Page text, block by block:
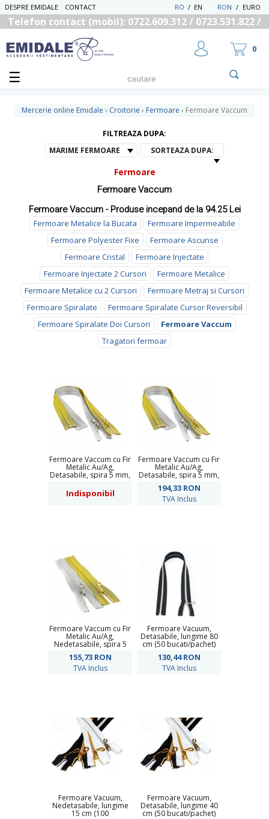
DESPRE EMIDALE CONTACT RON / EURO
EN
/
RO
Telefon contact (mobil): 0722.609.312 / 0723.531.822 /
UTILIZATOR NOU
RECUPEREAZA PAROLA
0
Mercerie online Emidale › Croitorie › Fermoare › Fermoare Vaccum
FILTREAZA DUPA:
MARIME FERMOARE
SORTEAZA DUPA:
Fermoare
Fermoare Vaccum
Fermoare Vaccum - Produse incepand de la 94.25 Lei
Fermoare Metalice la Bucata
Fermoare Impermeabile
Fermoare Polyester Fixe
Fermoare Ascunse
Fermoare Cristal
Fermoare Injectate
Fermoare Injectate 2 Cursori
Fermoare Metalice
Fermoare Metalice cu 2 Cursori
Fermoare Metraj si Cursori
Fermoare Spiralate
Fermoare Spiralate Cursor Reversibil
Fermoare Spiralate Doi Cursori
Fermoare Vaccum
Tragatori fermoar
Fermoare Vaccum cu Fir
Metalic Au/Ag,
Detasabile, spira 5 mm,
buc/pachet)
Indisponibil
Fermoare Vaccum cu Fir
Metalic Au/Ag,
Detasabile, spira 5 mm,
buc/pachet)
194,33 RON
TVA Inclus
Fermoare Vaccum cu Fir
Metalic Au/Ag,
Nedetasabile, spira 5
buc/pachet)
155,73 RON
TVA Inclus
Fermoare Vacuum,
Detasabile, lungime 80
cm (50 bucati/pachet)
130,44RON
TVA Inclus
Fermoare Vacuum,
Nedetasabile, lungime
15 cm (100
Fermoare Vacuum,
Detasabile, lungime 40
cm (50 bucati/pachet)